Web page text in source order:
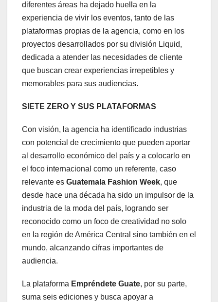
diferentes áreas ha dejado huella en la
experiencia de vivir los eventos, tanto de las
plataformas propias de la agencia, como en los
proyectos desarrollados por su división Liquid,
dedicada a atender las necesidades de cliente
que buscan crear experiencias irrepetibles y
memorables para sus audiencias.
SIETE ZERO Y SUS PLATAFORMAS
Con visión, la agencia ha identificado industrias
con potencial de crecimiento que pueden aportar
al desarrollo económico del país y a colocarlo en
el foco internacional como un referente, caso
relevante es Guatemala Fashion Week, que
desde hace una década ha sido un impulsor de la
industria de la moda del país, logrando ser
reconocido como un foco de creatividad no solo
en la región de América Central sino también en el
mundo, alcanzando cifras importantes de
audiencia.
La plataforma Empréndete Guate, por su parte,
suma seis ediciones y busca apoyar a